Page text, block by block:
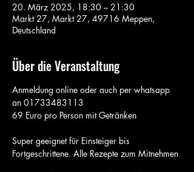
20. März 2025, 18:30 – 21:30
Markt 27, Markt 27, 49716 Meppen,
Deutschland
Über die Veranstaltung
Anmeldung online oder auch per whatsapp
an 01733483113
69 Euro pro Person mit Getränken
Super geeignet für Einsteiger bis
Fortgeschrittene. Alle Rezepte zum Mitnehmen